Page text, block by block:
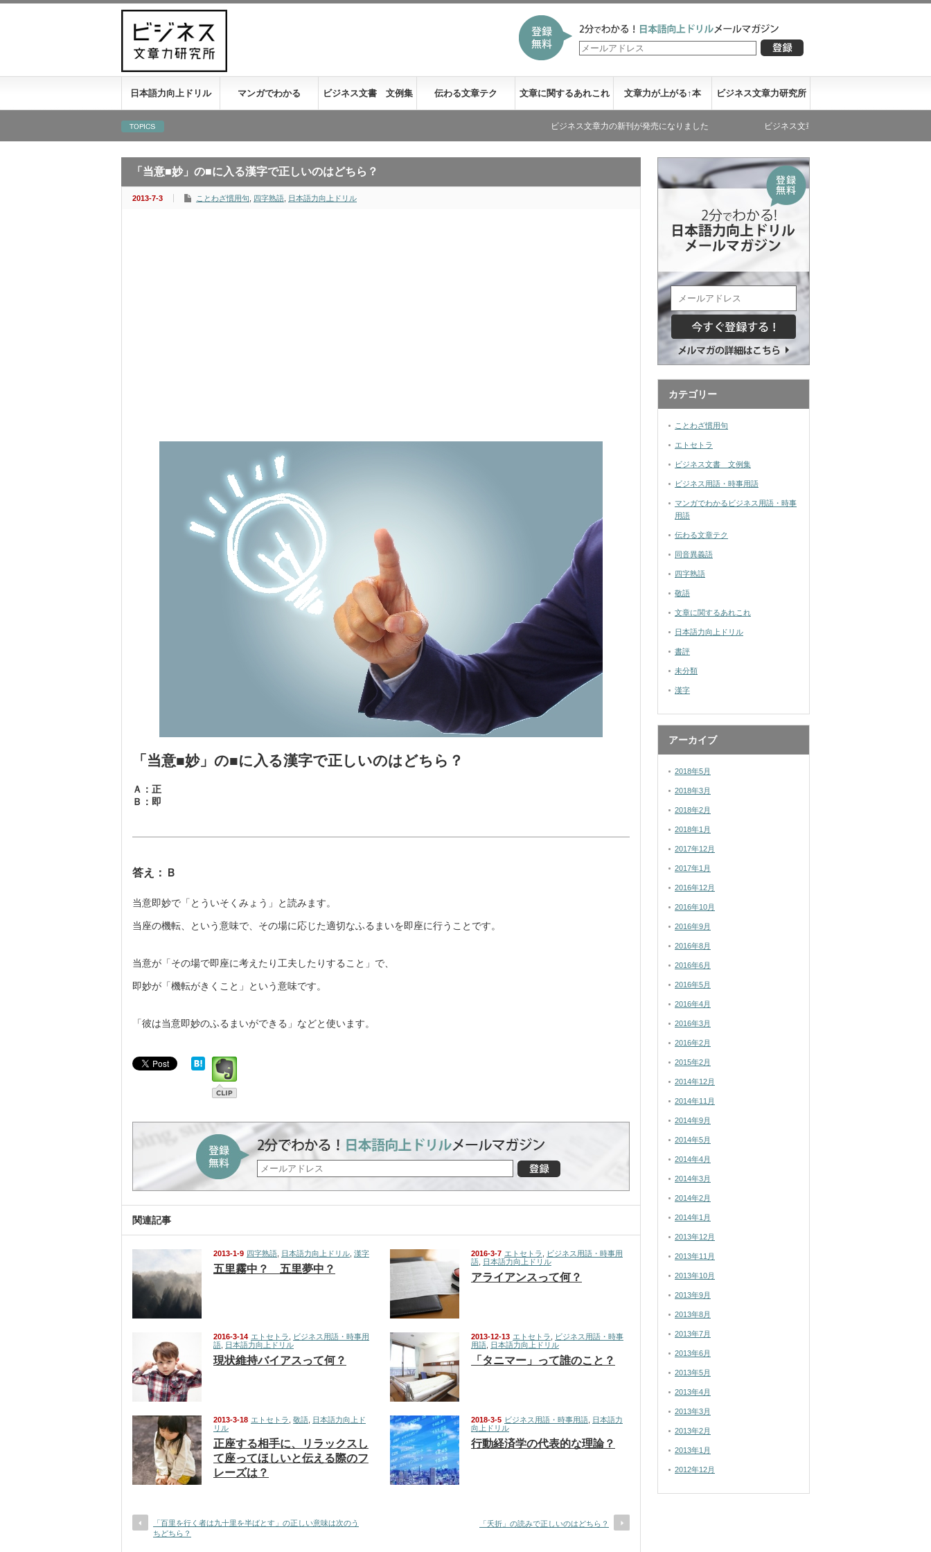
日本語力向上ドリル マンガでわかる ビジネス文書 文例集 伝わる文章テク 文章に関するあれこれ 文章力が上がる↑本 ビジネス文章力研究所
ビジネス文章力の新刊が発売になりました ビジネス文章力が書き下ろした文庫本が発売になりまし
「当意■妙」の■に入る漢字で正しいのはどちら？
2013-7-3 ことわざ慣用句 四字熟語 日本語力向上ドリル
「当意■妙」の■に入る漢字で正しいのはどちら？
Ａ：正
Ｂ：即
答え：Ｂ
当意即妙で「とういそくみょう」と読みます。
当座の機転、という意味で、その場に応じた適切なふるまいを即座に行うことです。
当意が「その場で即座に考えたり工夫したりすること」で、
即妙が「機転がきくこと」という意味です。
「彼は当意即妙のふるまいができる」などと使います。
関連記事
2013-1-9 四字熟語, 日本語力向上ドリル, 漢字
五里霧中？ 五里夢中？
2016-3-7 エトセトラ , ビジネス用語・時事用
語, 日本語力向上ドリル
アライアンスって何？
2016-3-14 エトセトラ , ビジネス用語・時事用
語, 日本語力向上ドリル
現状維持バイアスって何？
2013-12-13 エトセトラ , ビジネス用語・時事
用語, 日本語力向上ドリル
「タニマー」って誰のこと？
2013-3-18 エトセトラ , 敬語, 日本語力向上ド
リル
正座する相手に、リラックスし
て座ってほしいと伝える際のフ
レーズは？
2018-3-5 ビジネス用語・時事用語, 日本語力
向上ドリル
行動経済学の代表的な理論？
「百里を行く者は九十里を半ばとす」の正しい意味は次のう
ちどちら？
「夭折」の読みで正しいのはどちら？
カテゴリー
ことわざ慣用句
エトセトラ
ビジネス文書 文例集
ビジネス用語・時事用語
マンガでわかるビジネス用語・時事
用語
伝わる文章テク
同音異義語
四字熟語
敬語
文章に関するあれこれ
日本語力向上ドリル
書評
未分類
漢字
アーカイブ
2018年5月
2018年3月
2018年2月
2018年1月
2017年12月
2017年1月
2016年12月
2016年10月
2016年9月
2016年8月
2016年6月
2016年5月
2016年4月
2016年3月
2016年2月
2015年2月
2014年12月
2014年11月
2014年9月
2014年5月
2014年4月
2014年3月
2014年2月
2014年1月
2013年12月
2013年11月
2013年10月
2013年9月
2013年8月
2013年7月
2013年6月
2013年5月
2013年4月
2013年3月
2013年2月
2013年1月
2012年12月